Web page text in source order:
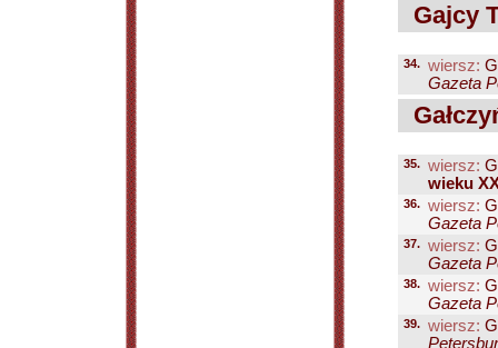
Gajcy
34. wiersz:
Gazeta
35. wiersz:
wieku
36. wiersz:
Gazeta
37. wiersz:
Gazeta
38. wiersz:
Gazeta
39. wiersz: